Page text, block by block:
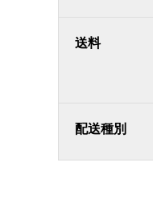
送料
配送種別